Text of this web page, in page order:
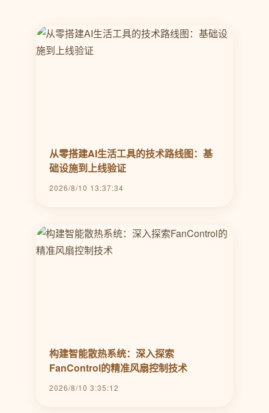
从零搭建AI生活工具的技术路线图：基
础设施到上线验证
2026/8/10 13:37:34
构建智能散热系统：深入探索
FanControl的精准风扇控制技术
2026/8/10 3:35:12